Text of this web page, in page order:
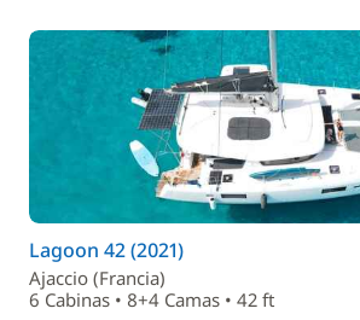
Lagoon 42 (2021)
Ajaccio (Francia)
6 Cabinas • 8+4 Camas • 42 ft